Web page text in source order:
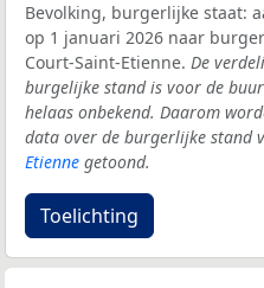
Bevolking, burgerlijke staat:
op 1 januari 2026 naar
Court-Saint-Etienne. De
burgelijke stand is voor de
helaas onbekend. Daarom
data over de burgerlijke stand
Etienne getoond.
Toelichting